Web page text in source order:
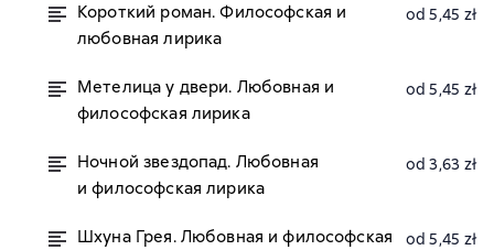
Короткий роман. Философская и
любовная лирика
od 5,45 zł
Метелица у двери. Любовная и
философская лирика
od 5,45 zł
Ночной звездопад. Любовная
и философская лирика
od 3,63 zł
Шхуна Грея. Любовная и философская
od 5,45 zł